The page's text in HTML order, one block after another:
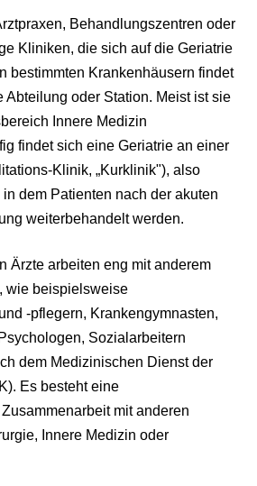
Behandlungszentren oder
Kliniken, die sich auf die Geriatrie
bestimmten Krankenhäusern findet
Abteilung oder Station. Meist ist sie
Innere Medizin
findet sich eine Geriatrie an einer
Klinik, „Kurklinik"), also
dem Patienten nach der akuten
weiterbehandelt werden.
Ärzte arbeiten eng mit anderem
wie beispielsweise
-pflegern, Krankengymnasten,
Sozialarbeitern
dem Medizinischen Dienst der
Es besteht eine
mit anderen
Innere Medizin oder